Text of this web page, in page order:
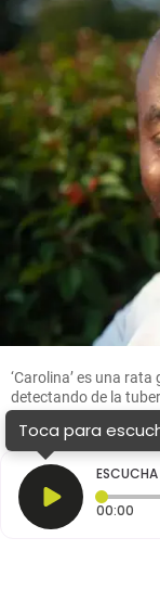
‘Carolina’ es una
detectando de la
Toca para
ESCUCHA
00:00